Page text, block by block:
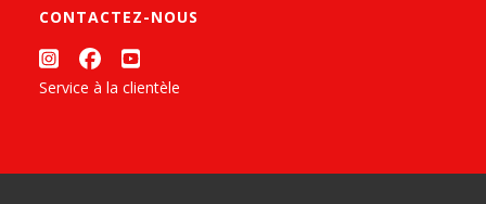
CONTACTEZ-NOUS
Service à la clientèle